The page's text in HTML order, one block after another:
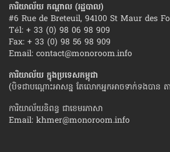
ការិយាល័យ កណ្ដាល (រដ្ឋបាល)
#6 Rue de Breteuil, 94100 St Maur des
Tél: + 33 (0) 98 06 98 909
Fax: + 33 (0) 98 56 98 909
Email: contact@monoroom.info
ការិយាល័យ ក្នុង​ប្រទេស​កម្ពុជា
(បិទជាបណ្ដោះអាសន្ន តែលោកអ្នកអាចទាក់ទងបាន
ការិយាល័យនិពន្ធ ជាខេមរភាសា
Email: khmer@monoroom.info